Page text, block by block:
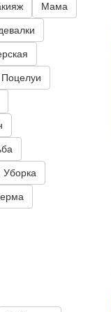
Мама
Поцелуи
Уборка